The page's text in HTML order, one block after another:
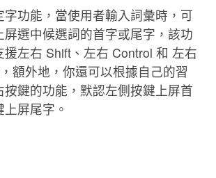
字功能，當使用者輸入詞彙時，可
屏選中候選詞的首字或尾字，該功
援左右 Shift、左右 Control 和 左右
額外地，你還可以根據自己的習
按鍵的功能，默認左側按鍵上屏首
屏尾字。